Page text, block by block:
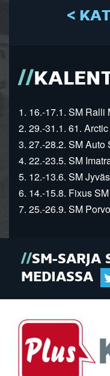
<
1. 16.-17.1. SM Ralli
2. 29.-31.1. 61.
3. 27.-28.2. SM Auto
4. 22.-23.5. SM
5. 12.-13.6. SM
6. 14.-15.8. Fixus
7. 25.-26.9. SM
SM-SARJA
MEDIASSA